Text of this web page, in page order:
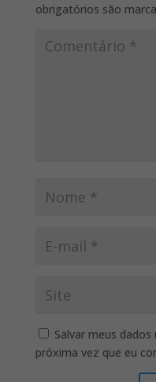
obrigatórios são
Salvar meus
próxima vez que eu